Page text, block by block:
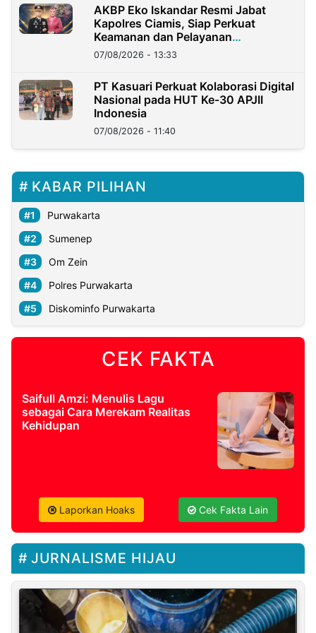
AKBP Eko Iskandar Resmi Jabat
Kapolres Ciamis, Siap Perkuat
Keamanan dan Pelayanan
Masyarakat
07/08/2026 - 13:33
PT Kasuari Perkuat Kolaborasi Digital
Nasional pada HUT Ke-30 APJII
Indonesia
07/08/2026 - 11:40
KABAR PILIHAN
Purwakarta
Sumenep
Om Zein
Polres Purwakarta
Diskominfo Purwakarta
CEK FAKTA
Saifull Amzi: Menulis Lagu
sebagai Cara Merekam Realitas
Kehidupan
Laporkan Hoaks Cek Fakta Lain
JURNALISME HIJAU